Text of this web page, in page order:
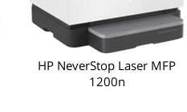
HP NeverStop Laser MFP
1200n